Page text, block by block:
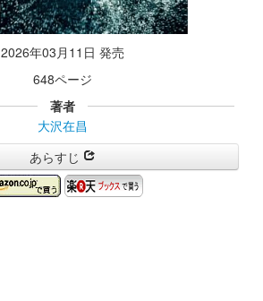
2026年03月11日 発売
648ページ
著者
大沢在昌
あらすじ